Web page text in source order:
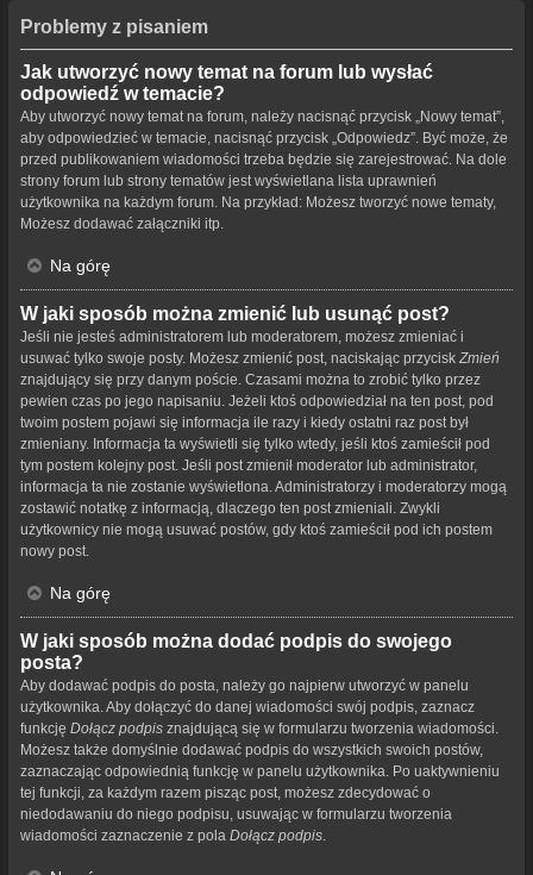
Problemy z pisaniem
Jak utworzyć nowy temat na forum lub wysłać
odpowiedź w temacie?
Aby utworzyć nowy temat na forum, należy nacisnąć przycisk „Nowy temat”,
aby odpowiedzieć w temacie, nacisnąć przycisk „Odpowiedz”. Być może, że
przed publikowaniem wiadomości trzeba będzie się zarejestrować. Na dole
strony forum lub strony tematów jest wyświetlana lista uprawnień
użytkownika na każdym forum. Na przykład: Możesz tworzyć nowe tematy,
Możesz dodawać załączniki itp.
Na górę
W jaki sposób można zmienić lub usunąć post?
Jeśli nie jesteś administratorem lub moderatorem, możesz zmieniać i
usuwać tylko swoje posty. Możesz zmienić post, naciskając przycisk Zmień
znajdujący się przy danym poście. Czasami można to zrobić tylko przez
pewien czas po jego napisaniu. Jeżeli ktoś odpowiedział na ten post, pod
twoim postem pojawi się informacja ile razy i kiedy ostatni raz post był
zmieniany. Informacja ta wyświetli się tylko wtedy, jeśli ktoś zamieścił pod
tym postem kolejny post. Jeśli post zmienił moderator lub administrator,
informacja ta nie zostanie wyświetlona. Administratorzy i moderatorzy mogą
zostawić notatkę z informacją, dlaczego ten post zmieniali. Zwykli
użytkownicy nie mogą usuwać postów, gdy ktoś zamieścił pod ich postem
nowy post.
Na górę
W jaki sposób można dodać podpis do swojego
posta?
Aby dodawać podpis do posta, należy go najpierw utworzyć w panelu
użytkownika. Aby dołączyć do danej wiadomości swój podpis, zaznacz
funkcję Dołącz podpis znajdującą się w formularzu tworzenia wiadomości.
Możesz także domyślnie dodawać podpis do wszystkich swoich postów,
zaznaczając odpowiednią funkcję w panelu użytkownika. Po uaktywnieniu
tej funkcji, za każdym razem pisząc post, możesz zdecydować o
niedodawaniu do niego podpisu, usuwając w formularzu tworzenia
wiadomości zaznaczenie z pola Dołącz podpis.